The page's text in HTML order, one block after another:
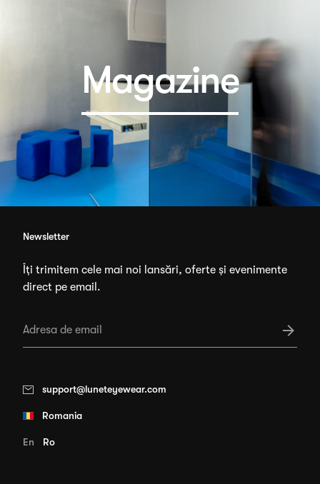
Magazine
Newsletter
Îți trimitem cele mai noi lansări, oferte și evenimente
direct pe email.
support@luneteyewear.com
Romania
En Ro